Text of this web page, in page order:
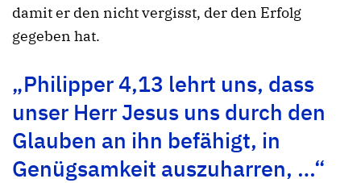
damit er den nicht vergisst, der den Erfolg
gegeben hat.
„Philipper 4,13 lehrt uns, dass
unser Herr Jesus uns durch den
Glauben an ihn befähigt, in
Genügsamkeit auszuharren, …“